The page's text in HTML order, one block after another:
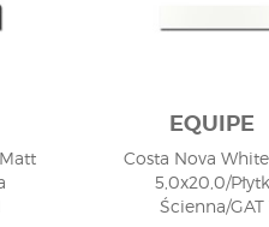
EQUIPE
Costa Nova
5,0x20,0/
Ścienna/GAT